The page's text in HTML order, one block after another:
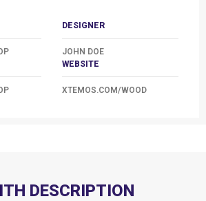
DESIGNER
JOHN DOE
WEBSITE
XTEMOS.COM/WOOD
DESCRIPTION